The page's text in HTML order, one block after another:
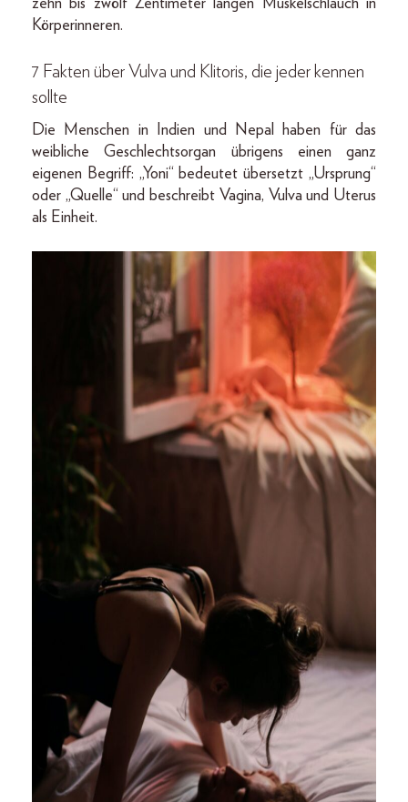
zehn bis zwölf Zentimeter langen Muskelschlauch in
Körperinneren.
7 Fakten über Vulva und Klitoris, die jeder kennen
sollte
Die Menschen in Indien und Nepal haben für das
weibliche Geschlechtsorgan übrigens einen ganz
eigenen Begriff: „Yoni“ bedeutet übersetzt „Ursprung“
oder „Quelle“ und beschreibt Vagina, Vulva und Uterus
als Einheit.